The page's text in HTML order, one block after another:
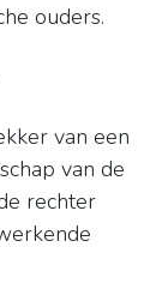
ouders.
van een
van de
rechter